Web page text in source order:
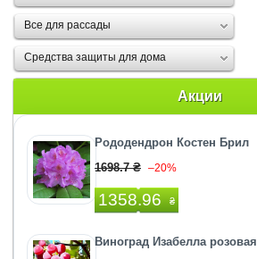
Все для рассады
Средства защиты для дома
Акции
Рододендрон Костен Брил
1698.7 ₴ –20%
1358.96 ₴
Виноград Изабелла розовая